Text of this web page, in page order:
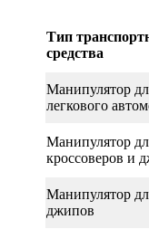
Тип
средства
Манипулятор
легкового
Манипулятор
кроссоверов и
Манипулятор
джипов